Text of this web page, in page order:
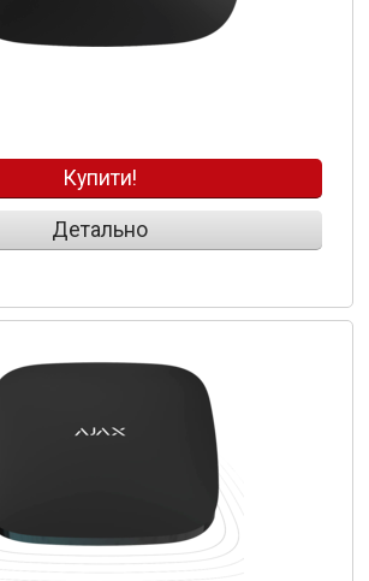
Купити!
Детально